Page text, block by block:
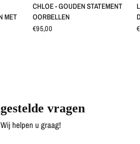
MET
CHLOE - GOUDEN STATEMENT
OORBELLEN
€95,00
vragen
Wij helpen u graag!